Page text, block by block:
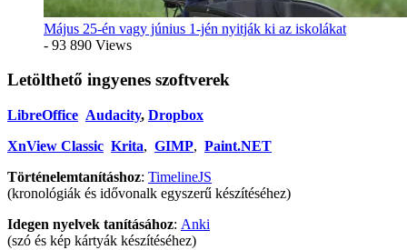
Május 25-én vagy június 1-jén nyitják ki az iskolákat
- 93 890 Views
Letölthető ingyenes szoftverek
LibreOffice Audacity, Dropbox
XnView Classic Krita, GIMP, Paint.NET
Történelemtanításhoz: TimelineJS
(kronológiák és idővonalk egyszerű készítéséhez)
Idegen nyelvek tanításához: Anki
(szó és kép kártyák készítéséhez)